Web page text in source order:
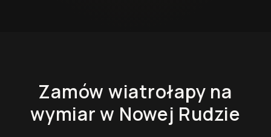
Zamów wiatrołapy na
wymiarw Nowej Rudzie